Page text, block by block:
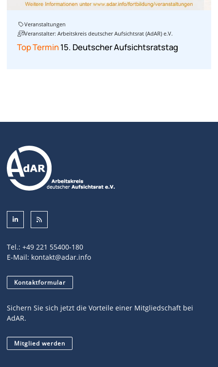
Veranstaltungen
Veranstalter: Arbeitskreis deutscher Aufsichtsrat (AdAR) e.V.
Top Termin15. Deutscher Aufsichtsratstag
Tel.: +49 221 55400-180
E-Mail: kontakt@adar.info
Kontaktformular
Sichern Sie sich jetzt die Vorteile einer Mitgliedschaft bei
AdAR.
Mitglied werden